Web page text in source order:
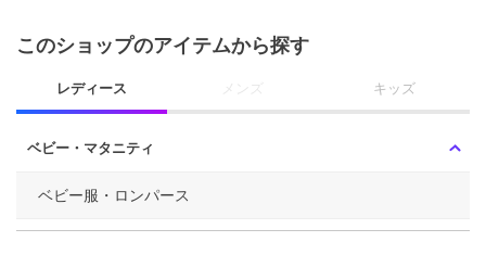
このショップのアイテムから探す
レディース メンズ キッズ
ベビー・マタニティ
ベビー服・ロンパース